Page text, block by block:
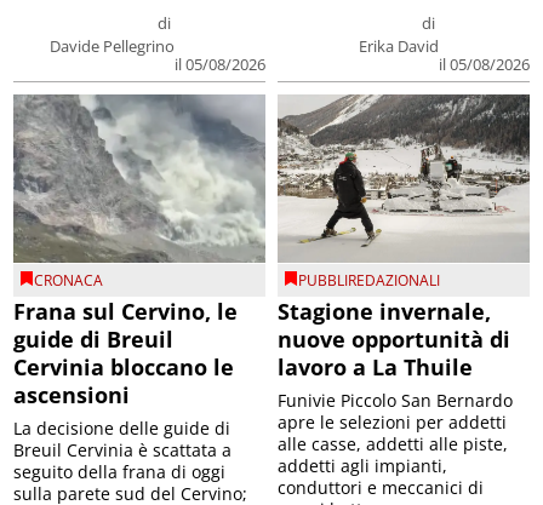
di
Davide Pellegrino
il 05/08/2026
di
Erika David
il 05/08/2026
CRONACA
Frana sul Cervino, le
guide di Breuil
Cervinia bloccano le
ascensioni
La decisione delle guide di
Breuil Cervinia è scattata a
seguito della frana di oggi
sulla parete sud del Cervino;
PUBBLIREDAZIONALI
Stagione invernale,
nuove opportunità di
lavoro a La Thuile
Funivie Piccolo San Bernardo
apre le selezioni per addetti
alle casse, addetti alle piste,
addetti agli impianti,
conduttori e meccanici di